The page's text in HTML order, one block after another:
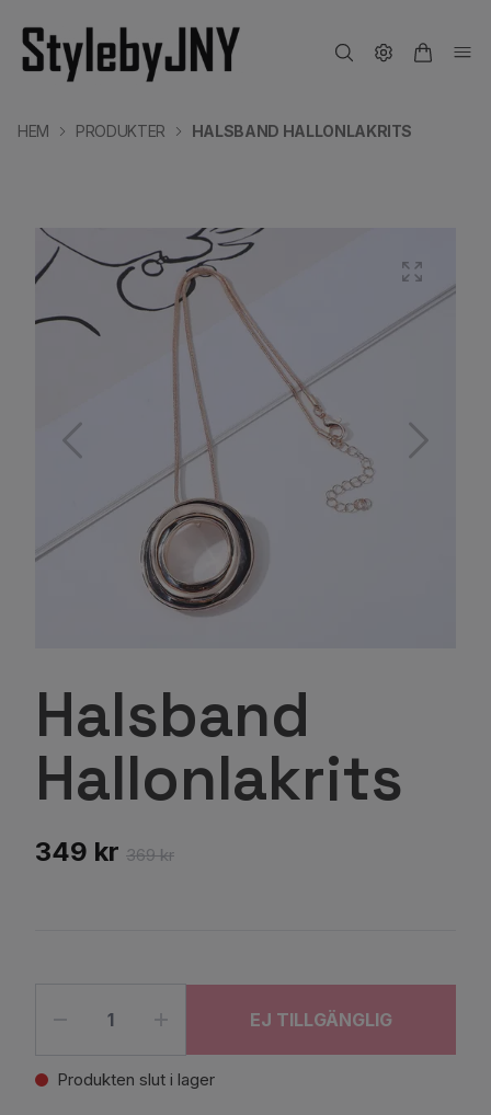
HEM PRODUKTER HALSBAND HALLONLAKRITS
Halsband
Hallonlakrits
349 kr 369 kr
EJ TILLGÄNGLIG
Produkten slut i lager